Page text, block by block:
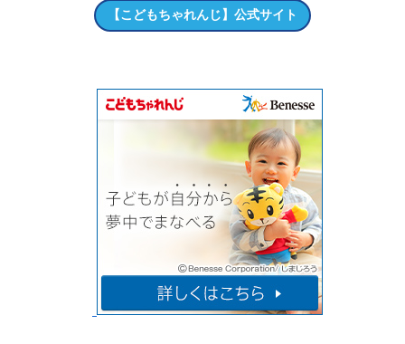
【こどもちゃれんじ】公式サイト